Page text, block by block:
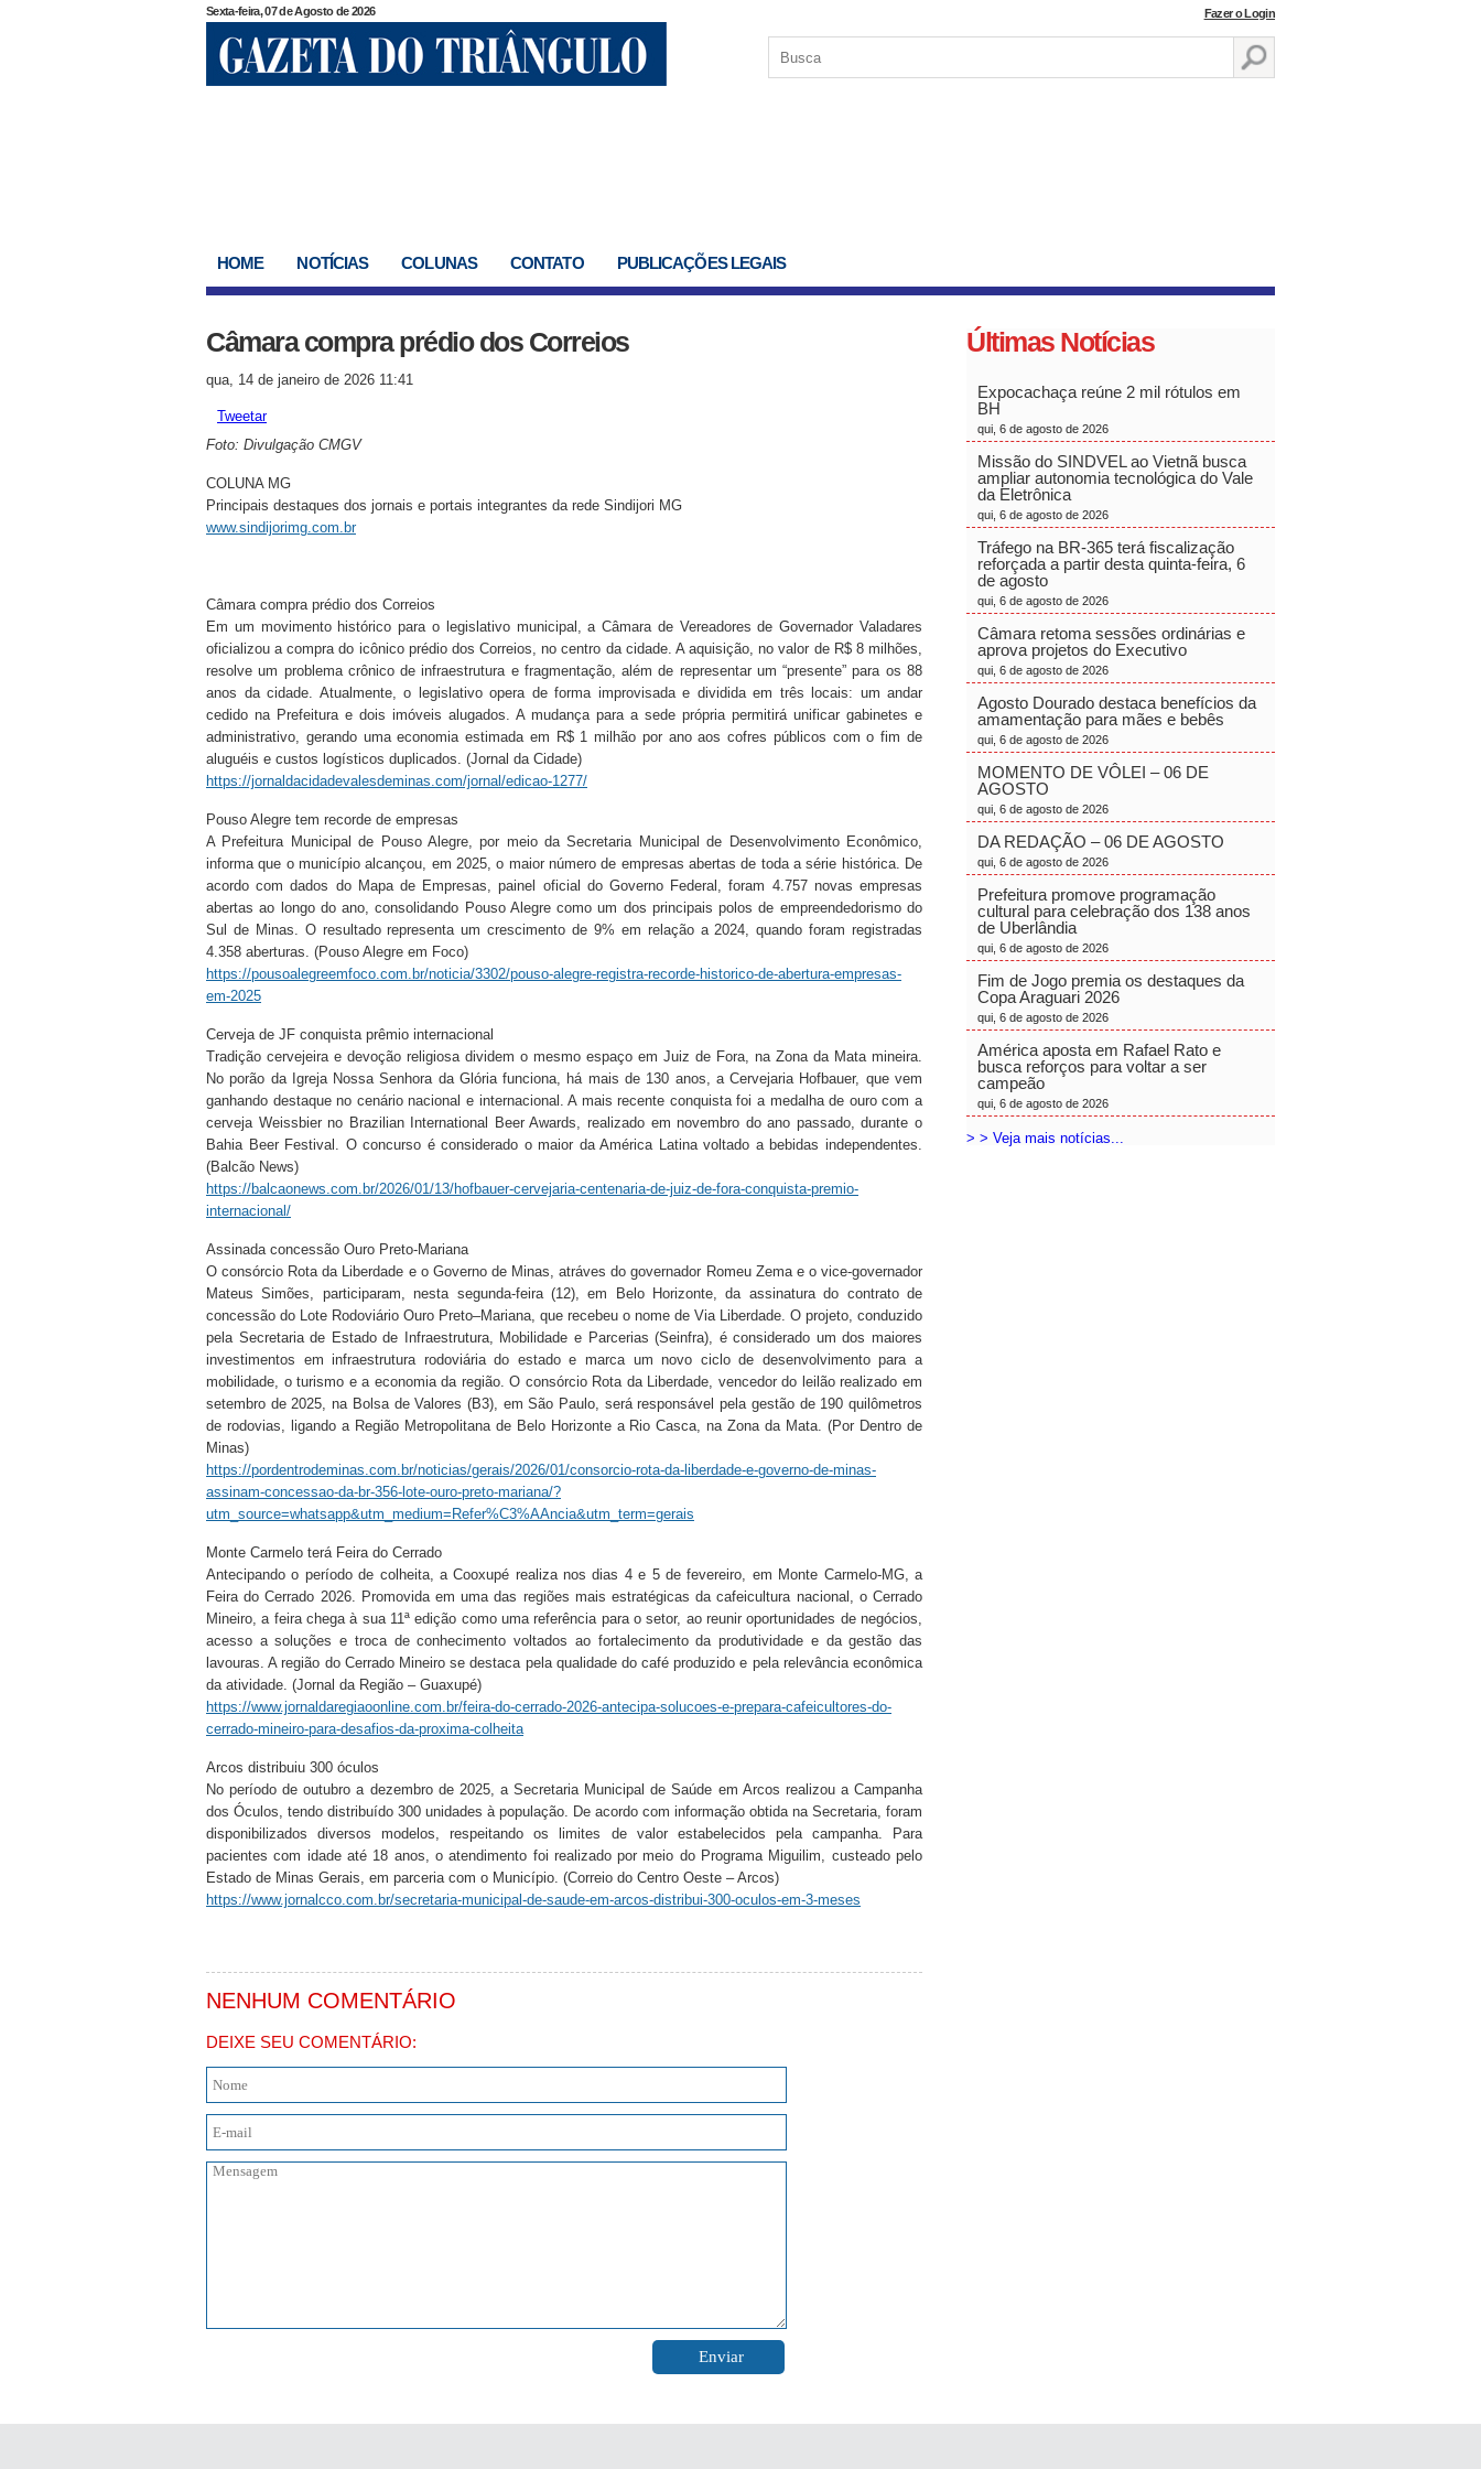
Sexta-feira, 07 de Agosto de 2026 Fazer o Login
HOME NOTÍCIAS COLUNAS CONTATO PUBLICAÇÕES LEGAIS
Câmara compra prédio dos Correios
qua, 14 de janeiro de 2026 11:41
Tweetar
Foto: Divulgação CMGV
COLUNA MG
Principais destaques dos jornais e portais integrantes da rede Sindijori MG
www.sindijorimg.com.br
Câmara compra prédio dos Correios
Em um movimento histórico para o legislativo municipal, a Câmara de Vereadores de Governador Valadares
oficializou a compra do icônico prédio dos Correios, no centro da cidade. A aquisição, no valor de R$ 8 milhões,
resolve um problema crônico de infraestrutura e fragmentação, além de representar um “presente” para os 88
anos da cidade. Atualmente, o legislativo opera de forma improvisada e dividida em três locais: um andar
cedido na Prefeitura e dois imóveis alugados. A mudança para a sede própria permitirá unificar gabinetes e
administrativo, gerando uma economia estimada em R$ 1 milhão por ano aos cofres públicos com o fim de
aluguéis e custos logísticos duplicados. (Jornal da Cidade)
https://jornaldacidadevalesdeminas.com/jornal/edicao-1277/
Pouso Alegre tem recorde de empresas
A Prefeitura Municipal de Pouso Alegre, por meio da Secretaria Municipal de Desenvolvimento Econômico,
informa que o município alcançou, em 2025, o maior número de empresas abertas de toda a série histórica. De
acordo com dados do Mapa de Empresas, painel oficial do Governo Federal, foram 4.757 novas empresas
abertas ao longo do ano, consolidando Pouso Alegre como um dos principais polos de empreendedorismo do
Sul de Minas. O resultado representa um crescimento de 9% em relação a 2024, quando foram registradas
4.358 aberturas. (Pouso Alegre em Foco)
https://pousoalegreemfoco.com.br/noticia/3302/pouso-alegre-registra-recorde-historico-de-abertura-empresas-
em-2025
Cerveja de JF conquista prêmio internacional
Tradição cervejeira e devoção religiosa dividem o mesmo espaço em Juiz de Fora, na Zona da Mata mineira.
No porão da Igreja Nossa Senhora da Glória funciona, há mais de 130 anos, a Cervejaria Hofbauer, que vem
ganhando destaque no cenário nacional e internacional. A mais recente conquista foi a medalha de ouro com a
cerveja Weissbier no Brazilian International Beer Awards, realizado em novembro do ano passado, durante o
Bahia Beer Festival. O concurso é considerado o maior da América Latina voltado a bebidas independentes.
(Balcão News)
https://balcaonews.com.br/2026/01/13/hofbauer-cervejaria-centenaria-de-juiz-de-fora-conquista-premio-
internacional/
Assinada concessão Ouro Preto-Mariana
O consórcio Rota da Liberdade e o Governo de Minas, atráves do governador Romeu Zema e o vice-governador
Mateus Simões, participaram, nesta segunda-feira (12), em Belo Horizonte, da assinatura do contrato de
concessão do Lote Rodoviário Ouro Preto–Mariana, que recebeu o nome de Via Liberdade. O projeto, conduzido
pela Secretaria de Estado de Infraestrutura, Mobilidade e Parcerias (Seinfra), é considerado um dos maiores
investimentos em infraestrutura rodoviária do estado e marca um novo ciclo de desenvolvimento para a
mobilidade, o turismo e a economia da região. O consórcio Rota da Liberdade, vencedor do leilão realizado em
setembro de 2025, na Bolsa de Valores (B3), em São Paulo, será responsável pela gestão de 190 quilômetros
de rodovias, ligando a Região Metropolitana de Belo Horizonte a Rio Casca, na Zona da Mata. (Por Dentro de
Minas)
https://pordentrodeminas.com.br/noticias/gerais/2026/01/consorcio-rota-da-liberdade-e-governo-de-minas-
assinam-concessao-da-br-356-lote-ouro-preto-mariana/?
utm_source=whatsapp&utm_medium=Refer%C3%AAncia&utm_term=gerais
Monte Carmelo terá Feira do Cerrado
Antecipando o período de colheita, a Cooxupé realiza nos dias 4 e 5 de fevereiro, em Monte Carmelo-MG, a
Feira do Cerrado 2026. Promovida em uma das regiões mais estratégicas da cafeicultura nacional, o Cerrado
Mineiro, a feira chega à sua 11ª edição como uma referência para o setor, ao reunir oportunidades de negócios,
acesso a soluções e troca de conhecimento voltados ao fortalecimento da produtividade e da gestão das
lavouras. A região do Cerrado Mineiro se destaca pela qualidade do café produzido e pela relevância econômica
da atividade. (Jornal da Região – Guaxupé)
https://www.jornaldaregiaoonline.com.br/feira-do-cerrado-2026-antecipa-solucoes-e-prepara-cafeicultores-do-
cerrado-mineiro-para-desafios-da-proxima-colheita
Arcos distribuiu 300 óculos
No período de outubro a dezembro de 2025, a Secretaria Municipal de Saúde em Arcos realizou a Campanha
dos Óculos, tendo distribuído 300 unidades à população. De acordo com informação obtida na Secretaria, foram
disponibilizados diversos modelos, respeitando os limites de valor estabelecidos pela campanha. Para
pacientes com idade até 18 anos, o atendimento foi realizado por meio do Programa Miguilim, custeado pelo
Estado de Minas Gerais, em parceria com o Município. (Correio do Centro Oeste – Arcos)
https://www.jornalcco.com.br/secretaria-municipal-de-saude-em-arcos-distribui-300-oculos-em-3-meses
NENHUM COMENTÁRIO
DEIXE SEU COMENTÁRIO:
Últimas Notícias
Expocachaça reúne 2 mil rótulos em
BH
qui, 6 de agosto de 2026
Missão do SINDVEL ao Vietnã busca
ampliar autonomia tecnológica do Vale
da Eletrônica
qui, 6 de agosto de 2026
Tráfego na BR-365 terá fiscalização
reforçada a partir desta quinta-feira, 6
de agosto
qui, 6 de agosto de 2026
Câmara retoma sessões ordinárias e
aprova projetos do Executivo
qui, 6 de agosto de 2026
Agosto Dourado destaca benefícios da
amamentação para mães e bebês
qui, 6 de agosto de 2026
MOMENTO DE VÔLEI – 06 DE
AGOSTO
qui, 6 de agosto de 2026
DA REDAÇÃO – 06 DE AGOSTO
qui, 6 de agosto de 2026
Prefeitura promove programação
cultural para celebração dos 138 anos
de Uberlândia
qui, 6 de agosto de 2026
Fim de Jogo premia os destaques da
Copa Araguari 2026
qui, 6 de agosto de 2026
América aposta em Rafael Rato e
busca reforços para voltar a ser
campeão
qui, 6 de agosto de 2026
> > Veja mais notícias...